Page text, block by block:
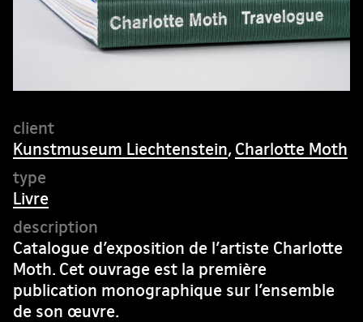
Kunstmuseum Liechtenstein, Charlotte Moth
Livre
Catalogue d’exposition de l’artiste Charlotte
Moth. Cet ouvrage est la première
publication monographique sur l’ensemble
de son œuvre.